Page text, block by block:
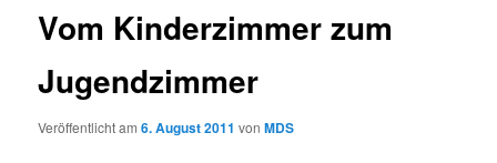
Vom Kinderzimmer zum
Jugendzimmer
Veröffentlicht am6. August 2011 vonMDS